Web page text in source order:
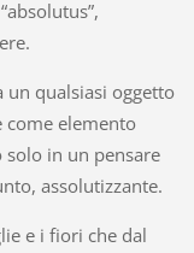
un qualsiasi oggetto
come elemento
in un pensare
assolutizzante.
e i fiori che dal